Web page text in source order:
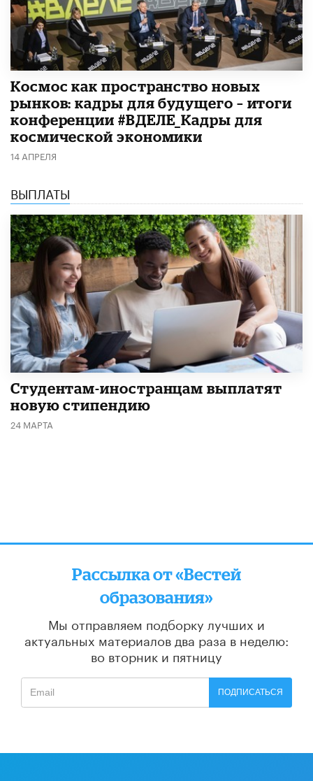
Космос как пространство новых
рынков: кадры для будущего – итоги
конференции #ВДЕЛЕ_Кадры для
космической экономики
14 АПРЕЛЯ
ВЫПЛАТЫ
Студентам-иностранцам выплатят
новую стипендию
24 МАРТА
Рассылка от «Вестей
образования»
Мы отправляем подборку лучших и
актуальных материалов два раза в неделю:
во вторник и пятницу
ПОДПИСАТЬСЯ